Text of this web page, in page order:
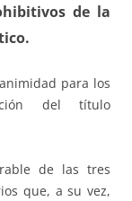
de la
para los
del título
de las tres
que, a su vez,